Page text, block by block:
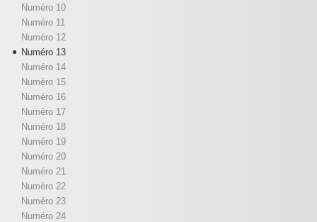
Numéro 10
Numéro 11
Numéro 12
Numéro 13
Numéro 14
Numéro 15
Numéro 16
Numéro 17
Numéro 18
Numéro 19
Numéro 20
Numéro 21
Numéro 22
Numéro 23
Numéro 24